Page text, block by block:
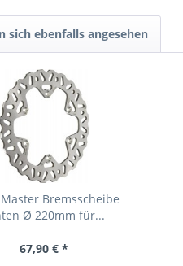
sich ebenfalls angesehen
Bremsscheibe
Ø 220mm für...
67,90 € *